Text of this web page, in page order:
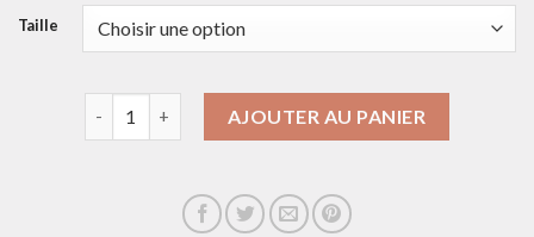
Taille
AJOUTER AU PANIER